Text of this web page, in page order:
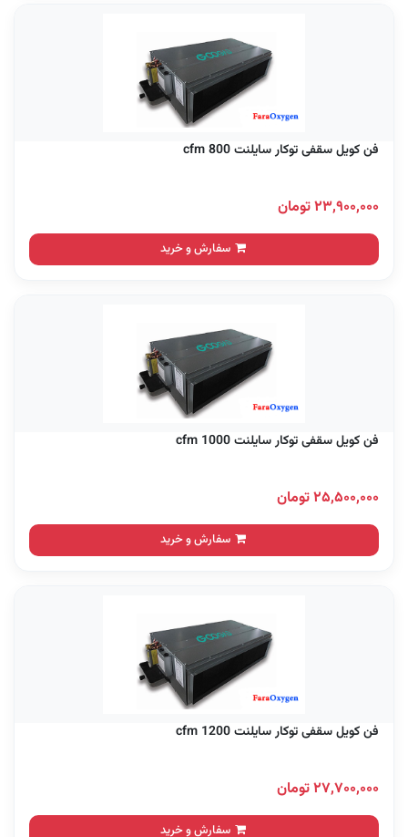
فن کویل سقفی توکار سایلنت 800 cfm
۲۳,۹۰۰,۰۰۰ تومان
سفارش و خرید
فن کویل سقفی توکار سایلنت 1000 cfm
۲۵,۵۰۰,۰۰۰ تومان
سفارش و خرید
فن کویل سقفی توکار سایلنت 1200 cfm
۲۷,۷۰۰,۰۰۰ تومان
سفارش و خرید